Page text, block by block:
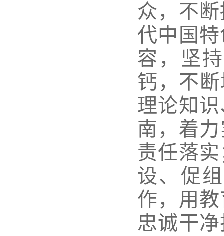
众，不
代中国
容，坚
钙，不
理论知
南，着
责任落
设、促
作，用
忠诚干